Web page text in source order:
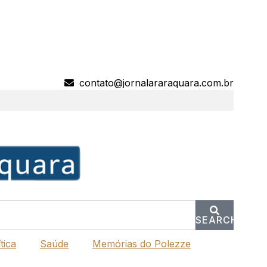
contato@jornalararaquara.com.br
SEARCH
Saúde Memórias do Polezze